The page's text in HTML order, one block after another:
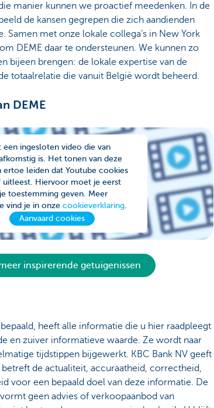
manier kunnen we proactief meedenken. In de
de kansen gegrepen die zich aandienden
Samen met onze lokale collega’s in New York
DEME daar te ondersteunen. We kunnen zo
bijeen brengen: de lokale expertise van de
totaalrelatie die vanuit België wordt beheerd.
DEME
een ingesloten video die van
is. Het tonen van deze
ertoe leiden dat Youtube cookies
uitleest. Hiervoor moet je eerst
toestemming geven. Meer
vind je in onzecookieverklaring.
Aanvaard cookies
inspirerende getuigenissen
heeft alle informatie die u hier raadpleegt
en zuiver informatieve waarde. Ze wordt naar
tijdstippen bijgewerkt. KBC Bank NV geeft
de actualiteit, accuraatheid, correctheid,
voor een bepaald doel van deze informatie. De
geen advies of verkoopaanbod van